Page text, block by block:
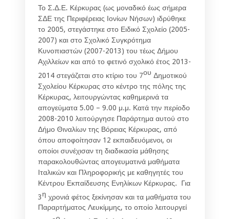
Το Σ.Δ.Ε. Κέρκυρας (ως μοναδικό έως σήμερα
ΣΔΕ της Περιφέρειας Ιονίων Νήσων) ιδρύθηκε
το 2005, στεγάστηκε στο Ειδικό Σχολείο (2005-
2007) και στο Σχολικό Συγκρότημα
Κυνοπιαστών (2007-2013) του τέως Δήμου
Αχιλλείων και από το φετινό σχολικό έτος 2013-
2014 στεγάζεται στο κτίριο του 7ου Δημοτικού
Σχολείου Κέρκυρας στο κέντρο της πόλης της
Κέρκυρας, λειτουργώντας καθημερινά τα
απογεύματα 5.00 – 9.00 μ.μ. Κατά την περίοδο
2008-2010 λειτούργησε Παράρτημα αυτού στο
Δήμο Θιναλίων της Βόρειας Κέρκυρας, από
όπου αποφοίτησαν 12 εκπαιδευόμενοι, οι
οποίοι συνέχισαν τη διαδικασία μάθησης
παρακολουθώντας απογευματινά μαθήματα
Ιταλικών και Πληροφορικής με καθηγητές του
Κέντρου Εκπαίδευσης Ενηλίκων Κέρκυρας. Για
3η χρονιά φέτος ξεκίνησαν και τα μαθήματα του
Παραρτήματος Λευκίμμης, το οποίο λειτουργεί